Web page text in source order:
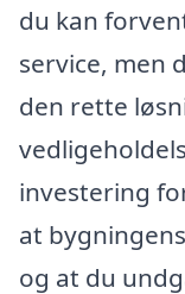
du kan
service, men
den rette
investering
at
og at du